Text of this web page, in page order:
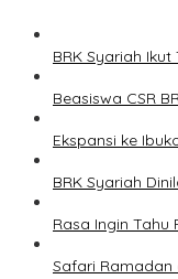
BRK Syariah
Beasiswa CSR
Ekspansi ke
BRK Syariah
Rasa Ingin
Safari Ramadan